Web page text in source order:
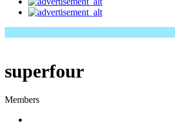
superfour
Members